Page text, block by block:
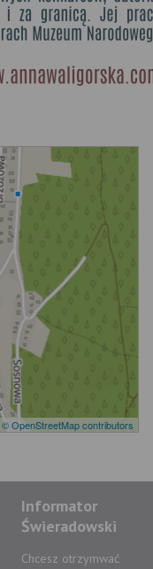
© OpenStreetMap contributors
Informator
Świeradowski
Chcesz otrzymwać